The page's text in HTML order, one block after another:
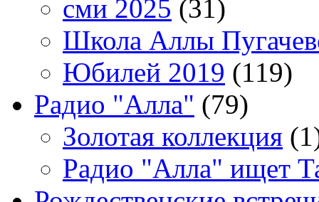
сми 2025 (31)
Школа Аллы
Юбилей 2019 (119)
Радио "Алла" (79)
Золотая коллекция
Радио "Алла" ищет